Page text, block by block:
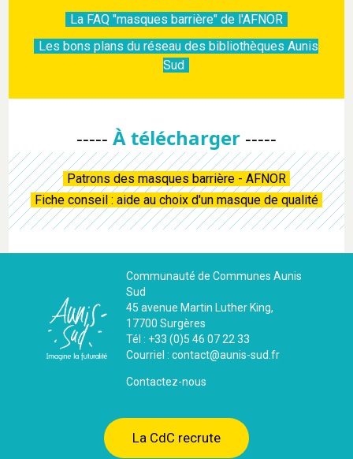
La FAQ "masques barrière" de l'AFNOR
Les bons plans du réseau des bibliothèques Aunis
Sud
----- À télécharger -----
Patrons des masques barrière - AFNOR
Fiche conseil : aide au choix d'un masque de qualité
Communauté de Communes Aunis
Sud
45 avenue Martin Luther King,
17700 Surgères
Tél : +33 (0)5 46 07 22 33
Courriel : contact@aunis-sud.fr
Contactez-nous
La CdC recrute